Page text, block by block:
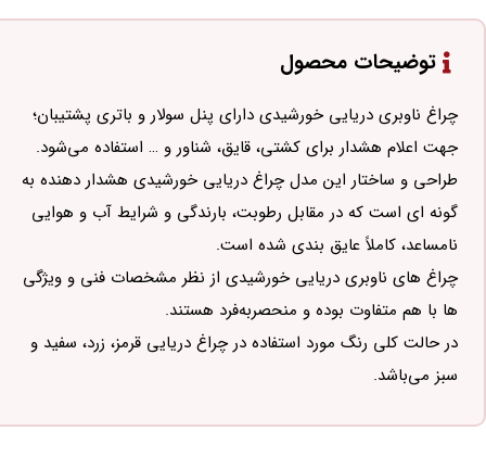
توضیحات محصول
چراغ ناوبری دریایی خورشیدی دارای پنل سولار و باتری پشتیبان؛
جهت اعلام هشدار برای کشتی، قایق، شناور و … استفاده می‌شود.
طراحی و ساختار این مدل چراغ دریایی خورشیدی هشدار دهنده به
گونه ای است که در مقابل رطوبت، بارندگی و شرایط آب و هوایی
نامساعد، کاملاً عایق بندی شده است.
چراغ های ناوبری دریایی خورشیدی از نظر مشخصات فنی و ویژگی
ها با هم متفاوت بوده و منحصربه‌فرد هستند.
در حالت کلی رنگ مورد استفاده در چراغ دریایی قرمز، زرد، سفید و
سبز می‌باشد.